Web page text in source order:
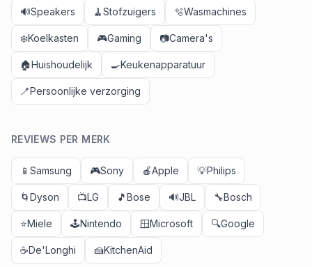
🔊Speakers 🧹Stofzuigers 🫧Wasmachines
❄️Koelkasten 🎮Gaming 📷Camera's
🏠Huishoudelijk 🍳Keukenapparatuur
🪥Persoonlijke verzorging
REVIEWS PER MERK
📱 Samsung 🎮Sony 🍎Apple 💡Philips
🌀Dyson 📺LG 🎵Bose 🔊JBL 🔧Bosch
⭐Miele 🕹️Nintendo 🪟Microsoft 🔍Google
☕De'Longhi 🍰KitchenAid